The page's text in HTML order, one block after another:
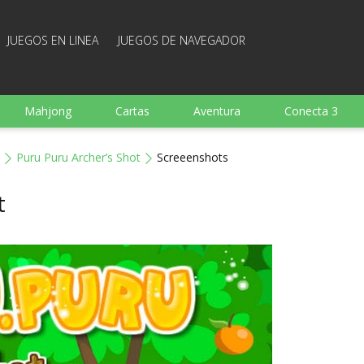
JUEGOS EN LINEA JUEGOS DE NAVEGADOR
Mahjong Cartas Aventura Conecta 3
Puru Puru Archer’s Shot Screeenshots